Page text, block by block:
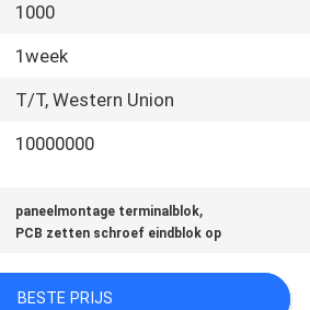
1000
1week
T/T, Western Union
10000000
paneelmontage terminalblok,
PCB zetten schroef eindblok op
BESTE PRIJS